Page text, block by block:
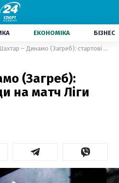
ЕКОНОМІКА БІЗНЕС
Шахтар – Динамо (Загреб): стартові склади на матч Ліги чемпіонів
(Загреб):
на матч Ліги